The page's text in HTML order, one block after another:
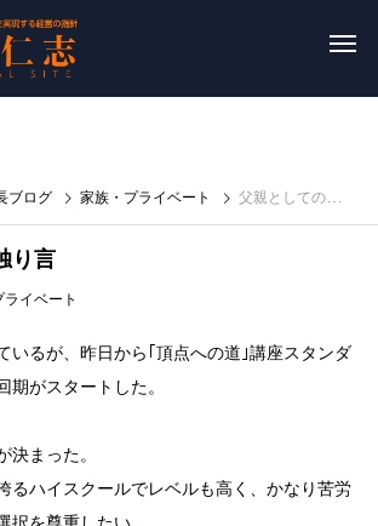
ブログ 家族・プライベート 父親としての独り言
り言
イベート
いるが、昨日から｢頂点への道｣講座スタンダ
期がスタートした。
決まった。
るハイスクールでレベルも高く、かなり苦労